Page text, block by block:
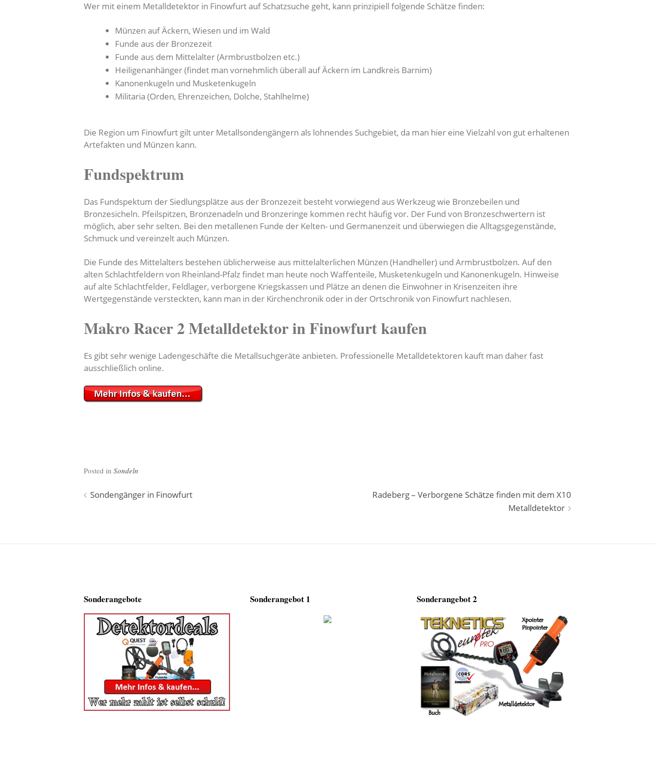
Wer mit einem Metalldetektor in Finowfurt auf Schatzsuche geht, kann prinzipiell folgende Schätze finden:
Münzen auf Äckern, Wiesen und im Wald
Funde aus der Bronzezeit
Funde aus dem Mittelalter (Armbrustbolzen etc.)
Heiligenanhänger (findet man vornehmlich überall auf Äckern im Landkreis Barnim)
Kanonenkugeln und Musketenkugeln
Militaria (Orden, Ehrenzeichen, Dolche, Stahlhelme)
Die Region um Finowfurt gilt unter Metallsondengängern als lohnendes Suchgebiet, da man hier eine Vielzahl von gut erhaltenen
Artefakten und Münzen kann.
Fundspektrum
Das Fundspektum der Siedlungsplätze aus der Bronzezeit besteht vorwiegend aus Werkzeug wie Bronzebeilen und
Bronzesicheln. Pfeilspitzen, Bronzenadeln und Bronzeringe kommen recht häufig vor. Der Fund von Bronzeschwertern ist
möglich, aber sehr selten. Bei den metallenen Funde der Kelten- und Germanenzeit und überwiegen die Alltagsgegenstände,
Schmuck und vereinzelt auch Münzen.
Die Funde des Mittelalters bestehen üblicherweise aus mittelalterlichen Münzen (Handheller) und Armbrustbolzen. Auf den
alten Schlachtfeldern von Rheinland-Pfalz findet man heute noch Waffenteile, Musketenkugeln und Kanonenkugeln. Hinweise
auf alte Schlachtfelder, Feldlager, verborgene Kriegskassen und Plätze an denen die Einwohner in Krisenzeiten ihre
Wertgegenstände versteckten, kann man in der Kirchenchronik oder in der Ortschronik von Finowfurt nachlesen.
Makro Racer 2 Metalldetektor in Finowfurt kaufen
Es gibt sehr wenige Ladengeschäfte die Metallsuchgeräte anbieten. Professionelle Metalldetektoren kauft man daher fast
ausschließlich online.
Posted in Sondeln
Beitragsnavigation
Sondengänger in Finowfurt
Radeberg – Verborgene Schätze finden mit dem X10
Metalldetektor
Sonderangebote Sonderangebot 1 Sonderangebot 2